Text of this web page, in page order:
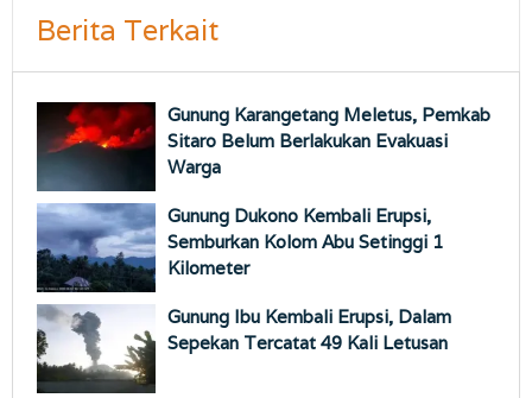
Berita Terkait
Gunung Karangetang Meletus, Pemkab
Sitaro Belum Berlakukan Evakuasi
Warga
Gunung Dukono Kembali Erupsi,
Semburkan Kolom Abu Setinggi 1
Kilometer
Gunung Ibu Kembali Erupsi, Dalam
Sepekan Tercatat 49 Kali Letusan